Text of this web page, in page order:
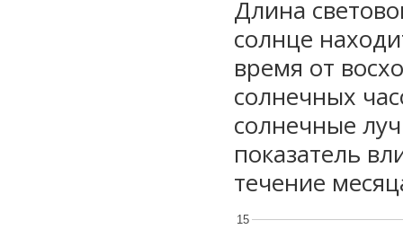
Длина
солнце
время от
солнечных
солнечные
показатель
течение
15